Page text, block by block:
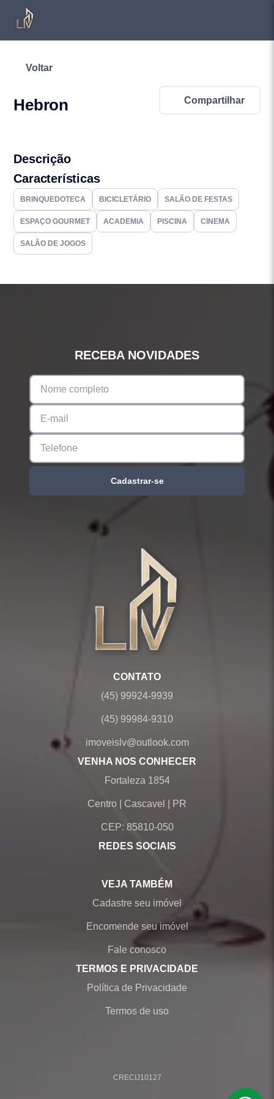
Voltar
Hebron Compartilhar
Descrição
Características
BRINQUEDOTECA BICICLETÁRIO SALÃO DE FESTAS
ESPAÇO GOURMET ACADEMIA PISCINA CINEMA
SALÃO DE JOGOS
RECEBA NOVIDADES
Cadastrar-se
CONTATO
(45) 99924-9939
(45) 99984-9310
imoveislv@outlook.com
VENHA NOS CONHECER
Fortaleza 1854
Centro Cascavel PR
CEP: 85810-050
REDES SOCIAIS
VEJA TAMBÉM
Cadastre seu imóvel
Encomende seu imóvel
Fale conosco
TERMOS E PRIVACIDADE
Política de Privacidade
Termos de uso
CRECIJ10127